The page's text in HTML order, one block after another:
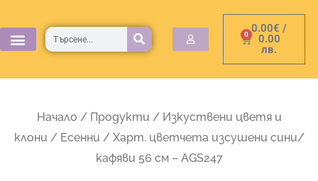
to
content
0.00€ /
0.00
лв.
0
Cart
Търсене
Начало / Продукти / Изкуствени цветя и
клони / Есенни / Харт. цветчета изсушени сини/
кафяви 56 см – AGS247